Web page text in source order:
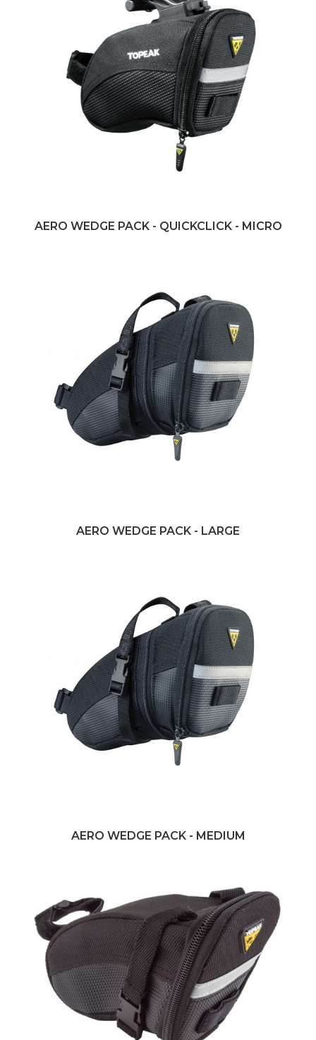
AERO WEDGE PACK - QUICKCLICK - MICRO
AERO WEDGE PACK - LARGE
AERO WEDGE PACK - MEDIUM